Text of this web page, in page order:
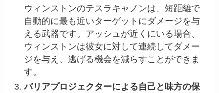
ウィンストンのテスラキャノンは、短距離で
自動的に最も近いターゲットにダメージを与
える武器です。アッシュが近くにいる場合、
ウィンストンは彼女に対して連続してダメー
ジを与え、逃げる機会を減らすことができま
す。
バリアプロジェクターによる自己と味方の保